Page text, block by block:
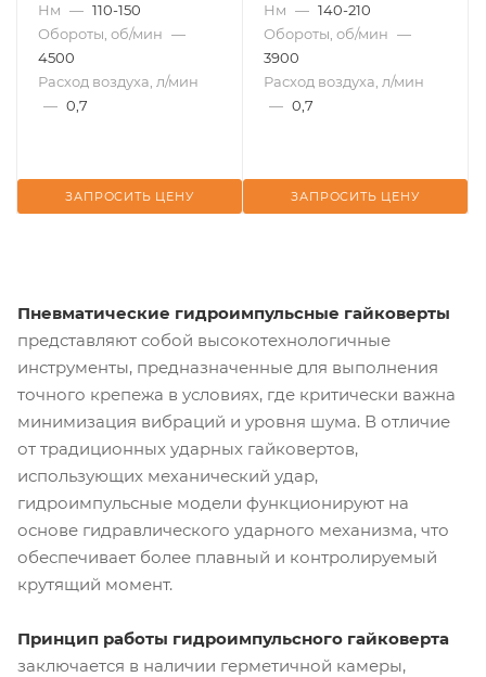
Нм — 110-150
Обороты, об/мин —
4500
Расход воздуха, л/мин
— 0,7
ЗАПРОСИТЬ ЦЕНУ
Нм — 140-210
Обороты, об/мин —
3900
Расход воздуха, л/мин
— 0,7
ЗАПРОСИТЬ ЦЕНУ
Пневматические гидроимпульсные гайковерты
представляют собой высокотехнологичные
инструменты, предназначенные для выполнения
точного крепежа в условиях, где критически важна
минимизация вибраций и уровня шума. В отличие
от традиционных ударных гайковертов,
использующих механический удар,
гидроимпульсные модели функционируют на
основе гидравлического ударного механизма, что
обеспечивает более плавный и контролируемый
крутящий момент.
Принцип работы гидроимпульсного гайковерта
заключается в наличии герметичной камеры,